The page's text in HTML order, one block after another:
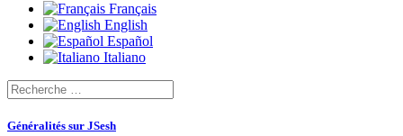
Français
English
Español
Italiano
Généralités sur JSesh